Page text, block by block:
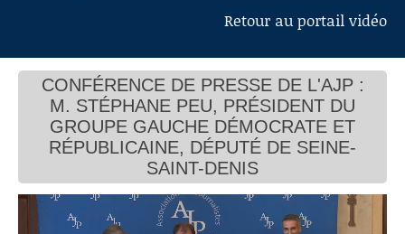
RECHERCHE
AIDE À LA DÉCOUPE
DE VIDÉOS
Questions au Gouvernement
Commissions
Présidence
Évènements
Connaissance, Histoire
Autres
Retour au portail vidéo
CONFÉRENCE DE PRESSE DE L'AJP :
M. STÉPHANE PEU, PRÉSIDENT DU
GROUPE GAUCHE DÉMOCRATE ET
RÉPUBLICAINE, DÉPUTÉ DE SEINE-
SAINT-DENIS